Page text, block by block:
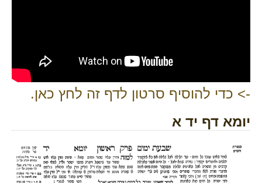
-> כדי להוסיף סרטון לדף זה לחץ כאן.
יומא דף יד א